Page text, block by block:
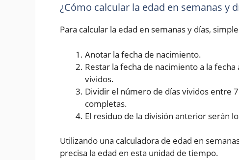
¿Cómo calcular la edad en semanas y
Para calcular la edad en semanas y días,
Anotar la fecha de nacimiento.
Restar la fecha de nacimiento a la
vividos.
Dividir el número de días vividos entre
completas.
El residuo de la división anterior serán
Utilizando una calculadora de edad en
precisa la edad en esta unidad de tiempo.